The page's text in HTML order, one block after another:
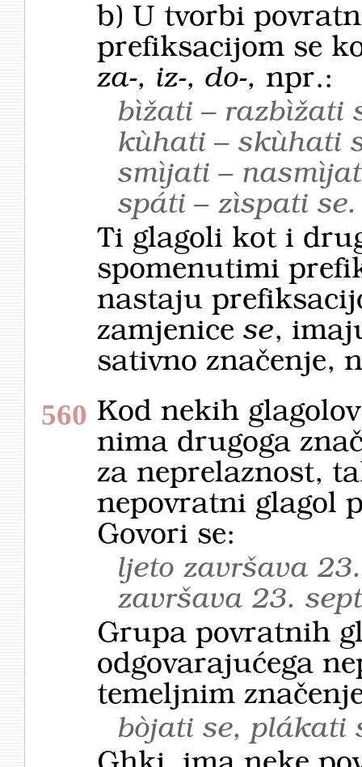
b) U tvorbi
prefiksacijom se
za-, iz-, do-, npr.:
bìžati – razbìžati
kùhati – skùhati
smìjati –
spáti – zìspati se.
Ti glagoli kot i
spomenutimi
nastaju
zamjenice se,
sativno značenje,
560 Kod nekih
nima drugoga
za neprelaznost,
nepovratni glagol
Govori se:
ljeto završava
završava 23.
Grupa povratnih
odgovarajućega
temeljnim
bòjati se, plákati